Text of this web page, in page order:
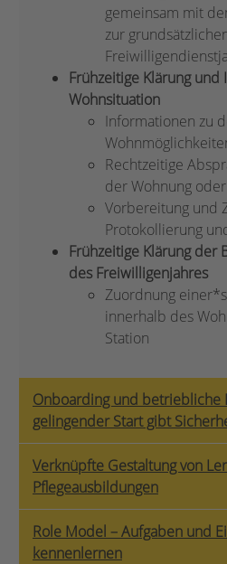
gemeinsam mit
zur
Frühzeitige Klärung
Wohnsituation
Informationen zu
Rechtzeitige
der Wohnung
Vorbereitung und
Protokollierung
Frühzeitige Klärung der
des Freiwilligenjahres
Zuordnung
innerhalb des
Station
Onboarding und betriebliche
gelingender Start gibt
Verknüpfte Gestaltung von
Pflegeausbildungen
Role Model – Aufgaben und
kennenlernen